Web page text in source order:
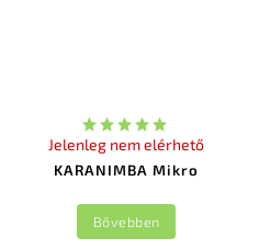
KARANIMBA Mikro
Jelenleg nem elérhető
Bővebben